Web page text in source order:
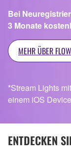
Bei
3 Monate
MEHR ÜBER
*Stream Lights
einem iOS
ENTDECKEN